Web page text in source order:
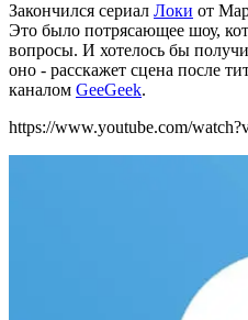
Закончился сериал Локи от
Это было потрясающее шоу,
вопросы. И хотелось бы
оно - расскажет сцена после
каналом GeeGeek.
https://www.youtube.com/